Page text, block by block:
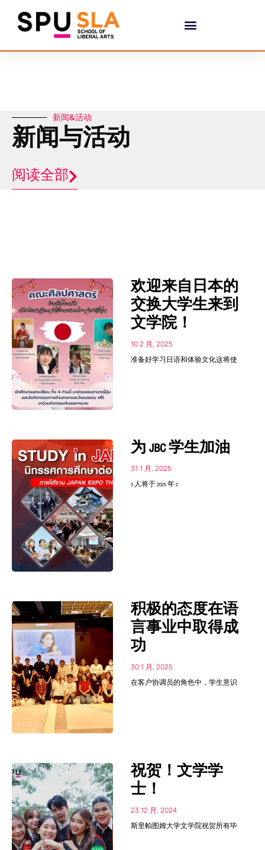
新闻&活动
新闻与活动
阅读全部
欢迎来自日本的
交换大学生来到
文学院！
10 2 月, 2025
准备好学习日语和体验文化这将使
为 JBC 学生加油
31 1 月, 2025
3 人将于 2025 年 2
积极的态度在语
言事业中取得成
功
30 1 月, 2025
在客户协调员的角色中，学生意识
祝贺！文学学
士！
23 12 月, 2024
斯里帕图姆大学文学院祝贺所有毕